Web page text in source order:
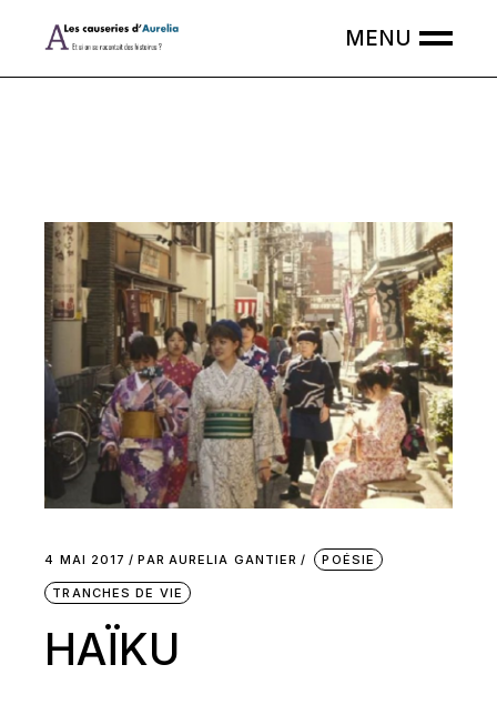
4 MAI 2017 PAR AURELIA GANTIER POÉSIE
TRANCHES DE VIE
HAÏKU